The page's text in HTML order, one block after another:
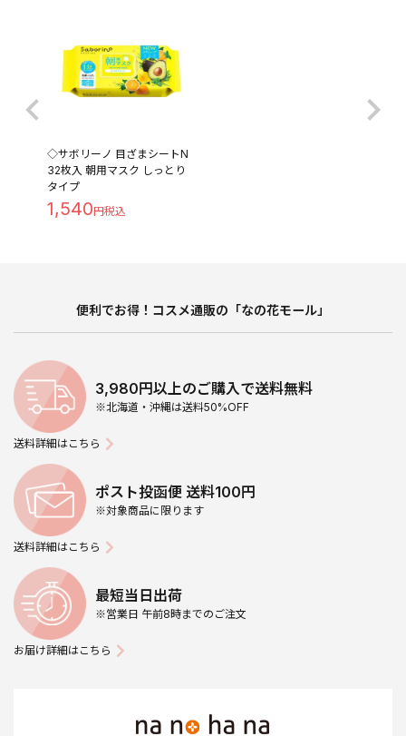
◇サボリーノ 目ざまシートN
32枚入 朝用マスク しっとり
タイプ
1,540
便利でお得！コスメ通販の「なの花モール」
3,980円以上のご購入で送料無料
※北海道・沖縄は送料50%OFF
送料詳細はこちら
ポスト投函便 送料100円
※対象商品に限ります
送料詳細はこちら
最短当日出荷
※営業日 午前8時までのご注文
お届け詳細はこちら